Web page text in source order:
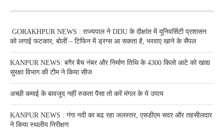
GORAKHPUR NEWS : राज्यपाल ने DDU के दीक्षांत में यूनिवर्सिटी प्रशासन
को लगाई फटकार, बोलीं – टिफिन में ड्रग्स आ सकता है, भरवाए खाने के सैंपल
KANPUR NEWS: बगैर बैच नंबर और निर्माण तिथि के 4300 किलो आटे को खाद्य
सुरक्षा विभाग की टीम ने किया सीज
अच्छी कमाई के बावजूद नहीं रुकता पैसा तो करें मंगल के ये उपाय
KANPUR NEWS : गंगा नदी का बढ रहा जलस्तर, एसडीएम सदर और तहसीलदार
ने किया स्थलीय निरीक्षण